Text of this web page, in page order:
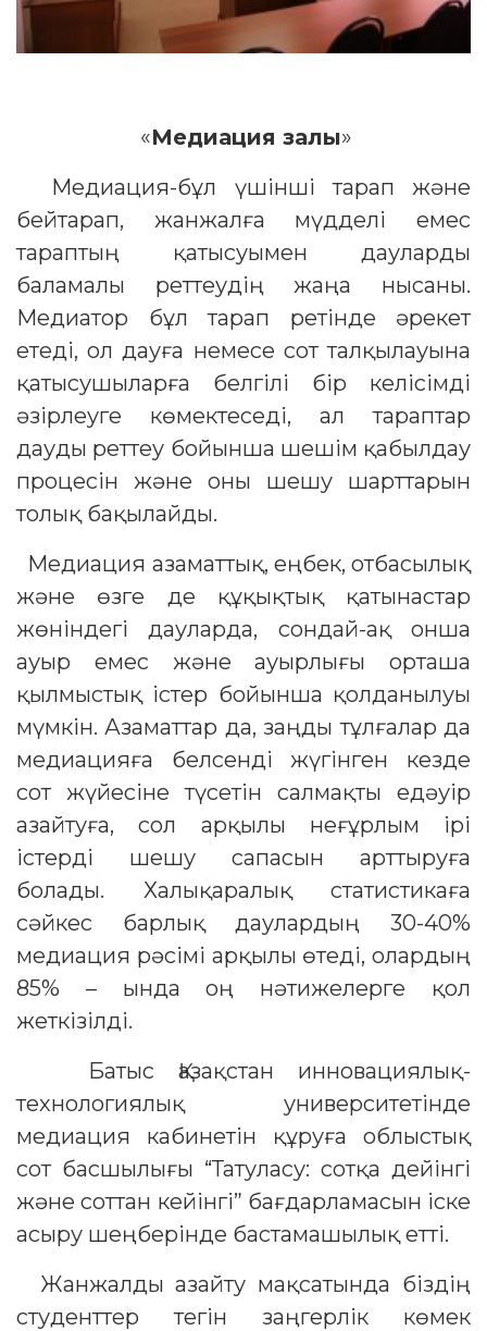
«Медиация залы»
Медиация-бұл үшінші тарап және
бейтарап, жанжалға мүдделі емес
тараптың қатысуымен дауларды
баламалы реттеудің жаңа нысаны.
Медиатор бұл тарап ретінде әрекет
етеді, ол дауға немесе сот талқылауына
қатысушыларға белгілі бір келісімді
әзірлеуге көмектеседі, ал тараптар
дауды реттеу бойынша шешім қабылдау
процесін және оны шешу шарттарын
толық бақылайды.
Медиация азаматтық, еңбек, отбасылық
және өзге де құқықтық қатынастар
жөніндегі дауларда, сондай-ақ онша
ауыр емес және ауырлығы орташа
қылмыстық істер бойынша қолданылуы
мүмкін. Азаматтар да, заңды тұлғалар да
медиацияға белсенді жүгінген кезде
сот жүйесіне түсетін салмақты едәуір
азайтуға, сол арқылы неғұрлым ірі
істерді шешу сапасын арттыруға
болады. Халықаралық статистикаға
сәйкес барлық даулардың 30-40%
медиация рәсімі арқылы өтеді, олардың
85% – ында оң нәтижелерге қол
жеткізілді.
Батыс Қазақстан инновациялық-
технологиялық университетінде
медиация кабинетін құруға облыстық
сот басшылығы “Татуласу: сотқа дейінгі
және соттан кейінгі” бағдарламасын іске
асыру шеңберінде бастамашылық етті.
Жанжалды азайту мақсатында біздің
студенттер тегін заңгерлік көмек